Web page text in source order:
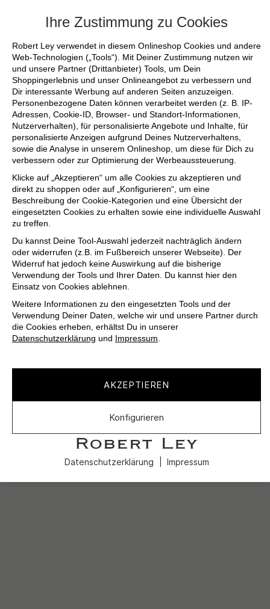
Ihre Zustimmung zu Cookies
Robert Ley verwendet in diesem Onlineshop Cookies und andere
Web-Technologien („Tools“). Mit Deiner Zustimmung nutzen wir
und unsere Partner (Drittanbieter) Tools, um Dein
Shoppingerlebnis und unser Onlineangebot zu verbessern und
Dir interessante Werbung auf anderen Seiten anzuzeigen.
Personenbezogene Daten können verarbeitet werden (z. B. IP-
Adressen, Cookie-ID, Browser- und Standort-Informationen,
Nutzerverhalten), für personalisierte Angebote und Inhalte, für
personalisierte Anzeigen aufgrund Deines Nutzerverhaltens,
sowie die Analyse in unserem Onlineshop, um diese für Dich zu
verbessern oder zur Optimierung der Werbeaussteuerung.
Klicke auf „Akzeptieren“ um alle Cookies zu akzeptieren und
direkt zu shoppen oder auf „Konfigurieren“, um eine
Beschreibung der Cookie-Kategorien und eine Übersicht der
eingesetzten Cookies zu erhalten sowie eine individuelle Auswahl
zu treffen.
Du kannst Deine Tool-Auswahl jederzeit nachträglich ändern
oder widerrufen (z.B. im Fußbereich unserer Webseite). Der
Widerruf hat jedoch keine Auswirkung auf die bisherige
Verwendung der Tools und Ihrer Daten. Du kannst hier den
Einsatz von Cookies ablehnen.
Weitere Informationen zu den eingesetzten Tools und der
Verwendung Deiner Daten, welche wir und unsere Partner durch
die Cookies erheben, erhältst Du in unserer
Datenschutzerklärung und Impressum.
AKZEPTIEREN
Konfigurieren
Datenschutzerklärung Impressum